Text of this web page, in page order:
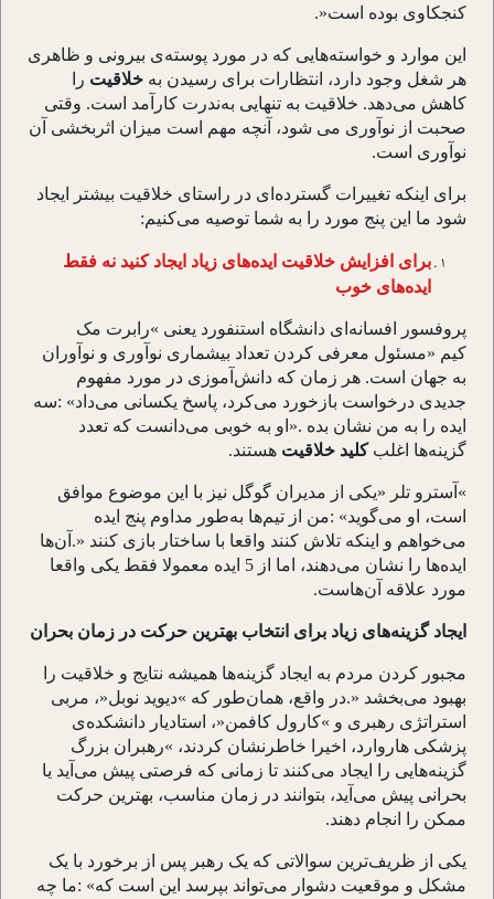
کنجکاوی بوده است.»
این موارد و خواستههایی که در مورد پوستهی بیرونی و ظاهری
هر شغل وجود دارد، انتظارات برای رسیدن به خلاقیت را
کاهش میدهد. خلاقیت به تنهایی بهندرت کارآمد است. وقتی
صحبت از نوآوری می شود، آنچه مهم است میزان اثربخشی آن
نوآوری است.
برای اینکه تغییرات گسترده ای در راستای خلاقیت بیشتر ایجاد
شود ما این پنج مورد را به شما توصیه میکنیم:
برای افزایش خلاقیت ایدههای زیاد ایجاد کنید نه فقط
ایدههای خوب
پروفسور افسانه ای دانشگاه استنفورد یعنی «رابرت مک
کیم »مسئول معرفی کردن تعداد بیشماری نوآوری و نوآوران
به جهان است. هر زمان که دانش آموزی در مورد مفهوم
جدیدی درخواست بازخورد میکرد، پاسخ یکسانی میداد: «سه
ایده را به من نشان بده ». او به خوبی میدانست که تعدد
گزینهها اغلبکلید خلاقیت هستند.
« آسترو تلر »یکی از مدیران گوگل نیز با این موضوع موافق
است، او میگوید: «من از تیمها بهطور مداوم پنج ایده
میخواهم و اینکه تلاش کنند واقعا با ساختار بازی کنند .» آنها
ایدهها را نشان می
دهند، اما از 5 ایده معمولا فقط یکی واقعا
مورد علاقه آنهاست.
ایجاد گزینه‌های زیاد برای انتخاب بهترین حرکت در زمان بحران
مجبور کردن مردم به ایجاد گزینهها همیشه نتایج و خلاقیت را
بهبود میبخشد .»در واقع، همانطور که «دیوید نوبل»، مربی
استراتژی رهبری و «کارول کافمن»، استادیار دانشکدهی
پزشکی هاروارد، اخیرا خاطرنشان کردند، «رهبران بزرگ
گزینههایی را ایجاد میکنند تا زمانی که فرصتی پیش می آید یا
بحرانی پیش می آید، بتوانند در زمان مناسب، بهترین حرکت
ممکن را انجام دهند.
یکی از ظریفترین سوالاتی که یک رهبر پس از برخورد با یک
مشکل و موقعیت دشوار میتواند بپرسد این است که: «ما چه